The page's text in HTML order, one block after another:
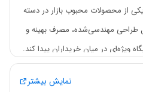
از محصولات محبوب بازار در دسته
طراحی مهندسی‌شده، مصرف بهینه و
ویژه‌ای در میان خریداران پیدا کند.
نمایش بیشتر